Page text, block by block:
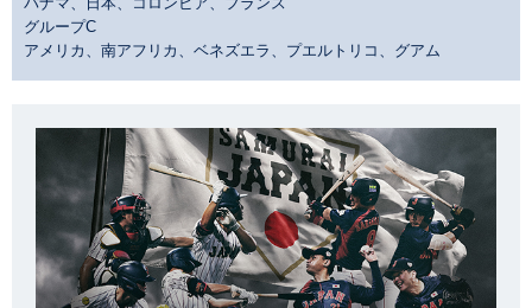
グループC
アメリカ、南アフリカ、ベネズエラ、プエルトリコ、グアム